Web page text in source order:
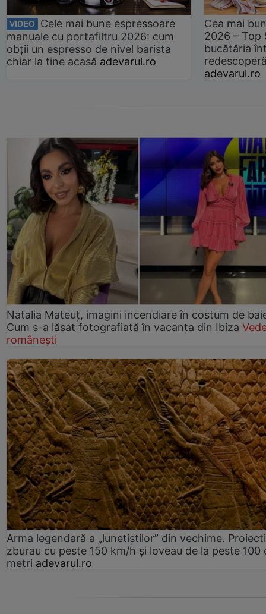
VIDEO
Cele mai bune espressoare
manuale cu portafiltru 2026: cum
obții un espresso de nivel barista
chiar la tine acasă adevarul.ro
Cea mai
2026 –
bucătăria
adevarul.ro
Natalia Mateuț, imagini incendiare în costum de
Cum s-a lăsat fotografiată în vacanța din Ibiza
românești
Arma legendară a „lunetiștilor” din vechime.
zburau cu peste 150 km/h și loveau de la peste 100
metri adevarul.ro